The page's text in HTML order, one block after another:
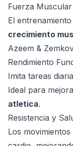
Fuerza
El
crecimiento
Azeem &
Rendimiento
Imita tareas
Ideal para
atletica.
Resistencia y
Los